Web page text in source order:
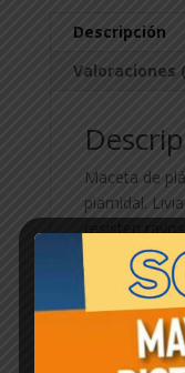
Descripción
Valoraciones
Maceta de
piamidal.